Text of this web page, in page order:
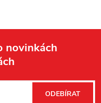
novinkách
ODEBÍRAT